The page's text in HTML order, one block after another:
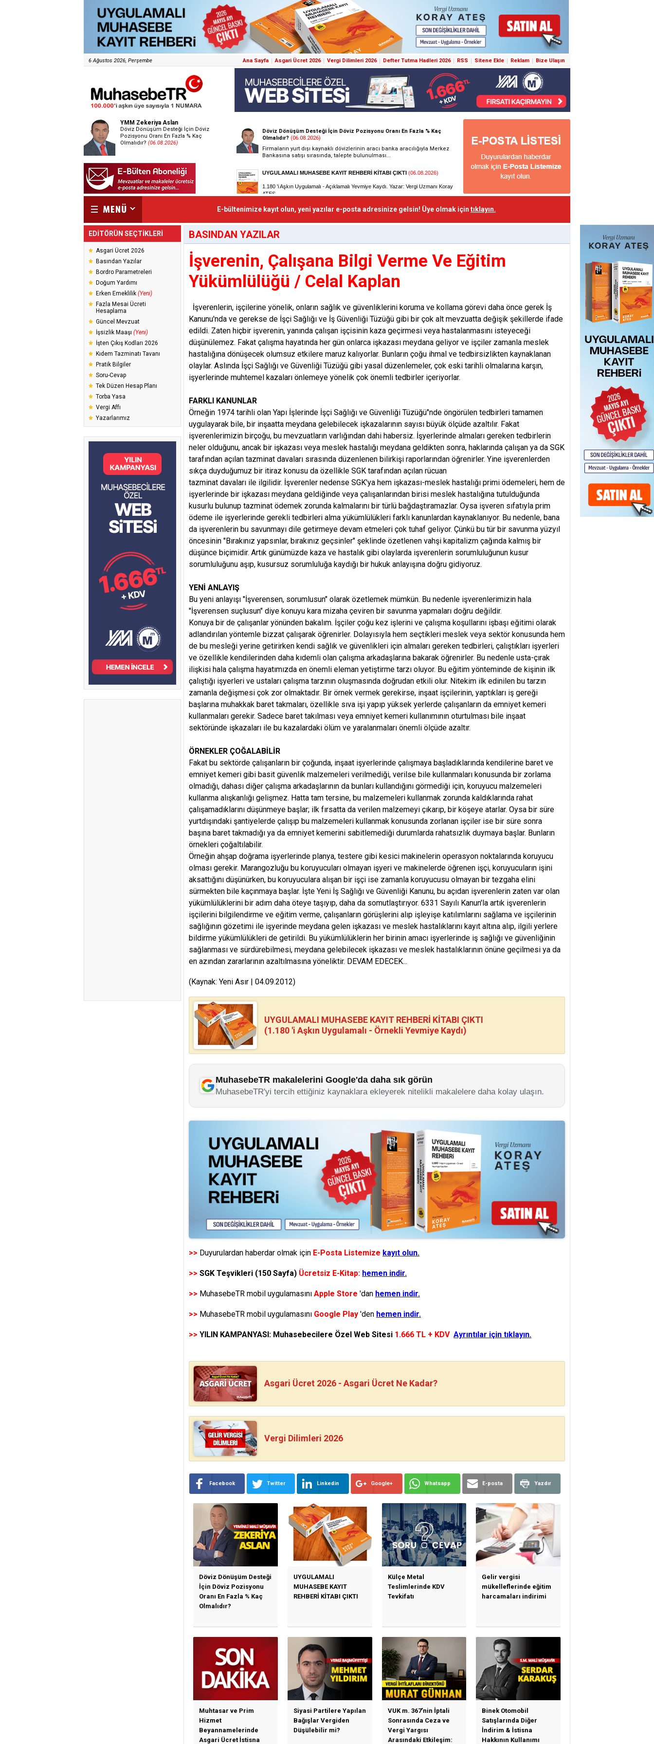
6 Ağustos 2026, Perşembe Ana Sayfa Asgari Ücret 2026 Vergi Dilimleri 2026 Defter Tutma Hadleri 2026 RSS Sitene Ekle Reklam Bize Ulaşın
YMM Zekeriya Aslan
Döviz Dönüşüm Desteği İçin Döviz
Pozisyonu Oranı En Fazla % Kaç
Olmalıdır? (06.08.2026)
E-bültenimize kayıt olun, yeni yazılar e-posta adresinize gelsin! Üye olmak için tıklayın.
EDİTÖRÜN SEÇTİKLERİ
Asgari Ücret 2026
Basından Yazılar
Bordro Parametreleri
Doğum Yardımı
Erken Emeklilik (Yeni)
Fazla Mesai Ücreti
Hesaplama
Güncel Mevzuat
İşsizlik Maaşı (Yeni)
İşten Çıkış Kodları 2026
Kıdem Tazminatı Tavanı
Pratik Bilgiler
Soru-Cevap
Tek Düzen Hesap Planı
Torba Yasa
Vergi Affı
Yazarlarımız
BASINDAN YAZILAR
İşverenin, Çalışana Bilgi Verme Ve Eğitim
Yükümlülüğü / Celal Kaplan
İşverenlerin, işçilerine yönelik, onların sağlık ve güvenliklerini koruma ve kollama görevi daha önce gerek İş
Kanunu'nda ve gerekse de İşçi Sağlığı ve İş Güvenliği Tüzüğü gibi bir çok alt mevzuatta değişik şekillerde ifade
edildi. Zaten hiçbir işverenin, yanında çalışan işçisinin kaza geçirmesi veya hastalanmasını isteyeceği
düşünülemez. Fakat çalışma hayatında her gün onlarca işkazası meydana geliyor ve işçiler zamanla meslek
hastalığına dönüşecek olumsuz etkilere maruz kalıyorlar. Bunların çoğu ihmal ve tedbirsizlikten kaynaklanan
olaylar. Aslında İşçi Sağlığı ve Güvenliği Tüzüğü gibi yasal düzenlemeler, çok eski tarihli olmalarına karşın,
işyerlerinde muhtemel kazaları önlemeye yönelik çok önemli tedbirler içeriyorlar.
FARKLI KANUNLAR
Örneğin 1974 tarihli olan Yapı İşlerinde İşçi Sağlığı ve Güvenliği Tüzüğü"nde öngörülen tedbirleri tamamen
uygulayarak bile, bir inşaatta meydana gelebilecek işkazalarının sayısı büyük ölçüde azaltılır. Fakat
işverenlerimizin birçoğu, bu mevzuatların varlığından dahi habersiz. İşyerlerinde almaları gereken tedbirlerin
neler olduğunu, ancak bir işkazası veya meslek hastalığı meydana geldikten sonra, haklarında çalışan ya da SGK
tarafından açılan tazminat davaları sırasında düzenlenen bilirkişi raporlarından öğrenirler. Yine işverenlerden
sıkça duyduğumuz bir itiraz konusu da özellikle SGK tarafından açılan rücuan
tazminat davaları ile ilgilidir. İşverenler nedense SGK'ya hem işkazası-meslek hastalığı primi ödemeleri, hem de
işyerlerinde bir işkazası meydana geldiğinde veya çalışanlarından birisi meslek hastalığına tutulduğunda
kusurlu bulunup tazminat ödemek zorunda kalmalarını bir türlü bağdaştıramazlar. Oysa işveren sıfatıyla prim
ödeme ile işyerlerinde gerekli tedbirleri alma yükümlülükleri farklı kanunlardan kaynaklanıyor. Bu nedenle, bana
da işverenlerin bu savunmayı dile getirmeye devam etmeleri çok tuhaf geliyor. Çünkü bu tür bir savunma yüzyıl
öncesinin "Bırakınız yapsınlar, bırakınız geçsinler" şeklinde özetlenen vahşi kapitalizm çağında kalmış bir
düşünce biçimidir. Artık günümüzde kaza ve hastalık gibi olaylarda işverenlerin sorumluluğunun kusur
sorumluluğunu aşıp, kusursuz sorumluluğa kaydığı bir hukuk anlayışına doğru gidiyoruz.
YENİ ANLAYIŞ
Bu yeni anlayışı "İşverensen, sorumlusun" olarak özetlemek mümkün. Bu nedenle işverenlerimizin hala
"İşverensen suçlusun" diye konuyu kara mizaha çeviren bir savunma yapmaları doğru değildir.
Konuya bir de çalışanlar yönünden bakalım. İşçiler çoğu kez işlerini ve çalışma koşullarını işbaşı eğitimi olarak
adlandırılan yöntemle bizzat çalışarak öğrenirler. Dolayısıyla hem seçtikleri meslek veya sektör konusunda hem
de bu mesleği yerine getirirken kendi sağlık ve güvenlikleri için almaları gereken tedbirleri, çalıştıkları işyerleri
ve özellikle kendilerinden daha kıdemli olan çalışma arkadaşlarına bakarak öğrenirler. Bu nedenle usta-çırak
ilişkisi hala çalışma hayatımızda en önemli eleman yetiştirme tarzı oluyor. Bu eğitim yönteminde de kişinin ilk
çalıştığı işyerleri ve ustaları çalışma tarzının oluşmasında doğrudan etkili olur. Nitekim ilk edinilen bu tarzın
zamanla değişmesi çok zor olmaktadır. Bir örnek vermek gerekirse, inşaat işçilerinin, yaptıkları iş gereği
başlarına muhakkak baret takmaları, özellikle sıva işi yapıp yüksek yerlerde çalışanların da emniyet kemeri
kullanmaları gerekir. Sadece baret takılması veya emniyet kemeri kullanımının oturtulması bile inşaat
sektöründe işkazaları ile bu kazalardaki ölüm ve yaralanmaları önemli ölçüde azaltır.
ÖRNEKLER ÇOĞALABİLİR
Fakat bu sektörde çalışanların bir çoğunda, inşaat işyerlerinde çalışmaya başladıklarında kendilerine baret ve
emniyet kemeri gibi basit güvenlik malzemeleri verilmediği, verilse bile kullanmaları konusunda bir zorlama
olmadığı, dahası diğer çalışma arkadaşlarının da bunları kullandığını görmediği için, koruyucu malzemeleri
kullanma alışkanlığı gelişmez. Hatta tam tersine, bu malzemeleri kullanmak zorunda kaldıklarında rahat
çalışamadıklarını düşünmeye başlar; ilk fırsatta da verilen malzemeyi çıkarıp, bir köşeye atarlar. Oysa bir süre
yurtdışındaki şantiyelerde çalışıp bu malzemeleri kullanmak konusunda zorlanan işçiler ise bir süre sonra
başına baret takmadığı ya da emniyet kemerini sabitlemediği durumlarda rahatsızlık duymaya başlar. Bunların
örnekleri çoğaltılabilir.
Örneğin ahşap doğrama işyerlerinde planya, testere gibi kesici makinelerin operasyon noktalarında koruyucu
olması gerekir. Marangozluğu bu koruyucuları olmayan işyeri ve makinelerde öğrenen işçi, koruyucuların işini
aksattığını düşünürken, bu koruyuculara alışan bir işçi ise zamanla koruyucusu olmayan bir tezgaha elini
sürmekten bile kaçınmaya başlar. İşte Yeni İş Sağlığı ve Güvenliği Kanunu, bu açıdan işverenlerin zaten var olan
yükümlülüklerini bir adım daha öteye taşıyıp, daha da somutlaştırıyor. 6331 Sayılı Kanun'la artık işverenlerin
işçilerini bilgilendirme ve eğitim verme, çalışanların görüşlerini alıp işleyişe katılımlarını sağlama ve işçilerinin
sağlığının gözetimi ile işyerinde meydana gelen işkazası ve meslek hastalıklarını kayıt altına alıp, ilgili yerlere
bildirme yükümlülükleri de getirildi. Bu yükümlülüklerin her birinin amacı işyerlerinde iş sağlığı ve güvenliğinin
sağlanması ve sürdürebilmesi, meydana gelebilecek işkazası ve meslek hastalıklarının önüne geçilmesi ya da
en azından zararlarının azaltılmasına yöneliktir. DEVAM EDECEK...
(Kaynak: Yeni Asır | 04.09.2012)
UYGULAMALI MUHASEBE KAYIT REHBERİ KİTABI ÇIKTI
(1.180 'i Aşkın Uygulamalı - Örnekli Yevmiye Kaydı)
MuhasebeTR makalelerini Google'da daha sık görün
MuhasebeTR'yi tercih ettiğiniz kaynaklara ekleyerek nitelikli makalelere daha kolay ulaşın.
>> Duyurulardan haberdar olmak için E-Posta Listemize kayıt olun.
>> SGK Teşvikleri (150 Sayfa) Ücretsiz E-Kitap: hemen indir.
>> MuhasebeTR mobil uygulamasını Apple Store 'dan hemen indir.
>> MuhasebeTR mobil uygulamasını Google Play 'den hemen indir.
>> YILIN KAMPANYASI: Muhasebecilere Özel Web Sitesi 1.666 TL + KDV Ayrıntılar için tıklayın.
Asgari Ücret 2026 - Asgari Ücret Ne Kadar?
Vergi Dilimleri 2026
Facebook Twitter Linkedin Google+ Whatsapp E-posta Yazdır
Döviz Dönüşüm Desteği
İçin Döviz Pozisyonu
Oranı En Fazla % Kaç
Olmalıdır?
UYGULAMALI
MUHASEBE KAYIT
REHBERİ KİTABI ÇIKTI
Külçe Metal
Teslimlerinde KDV
Tevkifatı
Gelir vergisi
mükelleflerinde eğitim
harcamaları indirimi
Muhtasar ve Prim
Hizmet
Beyannamelerinde
Asgari Ücret İstisna
Siyasi Partilere Yapılan
Bağışlar Vergiden
Düşülebilir mi?
VUK m. 367’nin İptali
Sonrasında Ceza ve
Vergi Yargısı
Arasındaki Etkileşim:
Binek Otomobil
Satışlarında Diğer
İndirim & İstisna
Hakkının Kullanımı